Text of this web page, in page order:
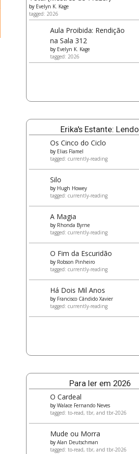
by Evelyn K. Kage
tagged: 2026
Aula Proibida: Rendição
na Sala 312
by Evelyn K. Kage
tagged: 2026
Erika's Estante: Lendo
Os Cinco do Ciclo
by Elias Flamel
tagged: currently-reading
Silo
by Hugh Howey
tagged: currently-reading
A Magia
by Rhonda Byrne
tagged: currently-reading
O Fim da Escuridão
by Robson Pinheiro
tagged: currently-reading
Há Dois Mil Anos
by Francisco Cândido Xavier
tagged: currently-reading
Para ler em 2026
O Cardeal
by Walace Fernando Neves
tagged: to-read, tbr, and tbr-2026
Mude ou Morra
by Alan Deutschman
tagged: to-read, tbr, and tbr-2026